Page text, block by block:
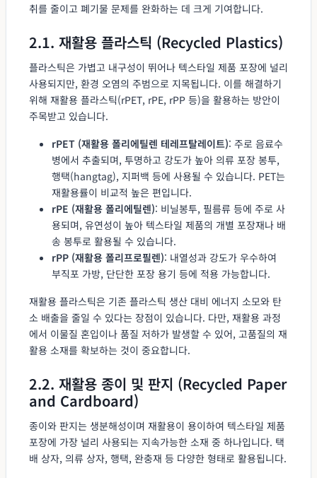
취를 줄이고 폐기물 문제를 완화하는 데 크게 기여합니다.
2.1. 재활용 플라스틱 (Recycled Plastics)
플라스틱은 가볍고 내구성이 뛰어나 텍스타일 제품 포장에 널리
사용되지만, 환경 오염의 주범으로 지목됩니다. 이를 해결하기
위해 재활용 플라스틱(rPET, rPE, rPP 등)을 활용하는 방안이
주목받고 있습니다.
rPET (재활용 폴리에틸렌 테레프탈레이트): 주로 음료수
병에서 추출되며, 투명하고 강도가 높아 의류 포장 봉투,
행택(hangtag), 지퍼백 등에 사용될 수 있습니다. PET는
재활용률이 비교적 높은 편입니다.
rPE (재활용 폴리에틸렌): 비닐봉투, 필름류 등에 주로 사
용되며, 유연성이 높아 텍스타일 제품의 개별 포장재나 배
송 봉투로 활용될 수 있습니다.
rPP (재활용 폴리프로필렌): 내열성과 강도가 우수하여
부직포 가방, 단단한 포장 용기 등에 적용 가능합니다.
재활용 플라스틱은 기존 플라스틱 생산 대비 에너지 소모와 탄
소 배출을 줄일 수 있다는 장점이 있습니다. 다만, 재활용 과정
에서 이물질 혼입이나 품질 저하가 발생할 수 있어, 고품질의 재
활용 소재를 확보하는 것이 중요합니다.
2.2. 재활용 종이 및 판지 (Recycled Paper
and Cardboard)
종이와 판지는 생분해성이며 재활용이 용이하여 텍스타일 제품
포장에 가장 널리 사용되는 지속가능한 소재 중 하나입니다. 택
배 상자, 의류 상자, 행택, 완충재 등 다양한 형태로 활용됩니다.